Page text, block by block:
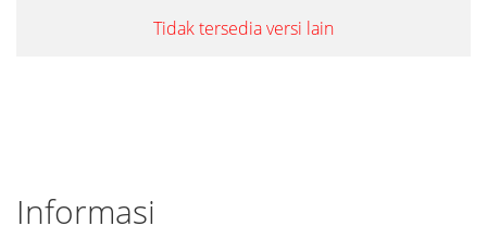
Tidak tersedia versi lain
Informasi